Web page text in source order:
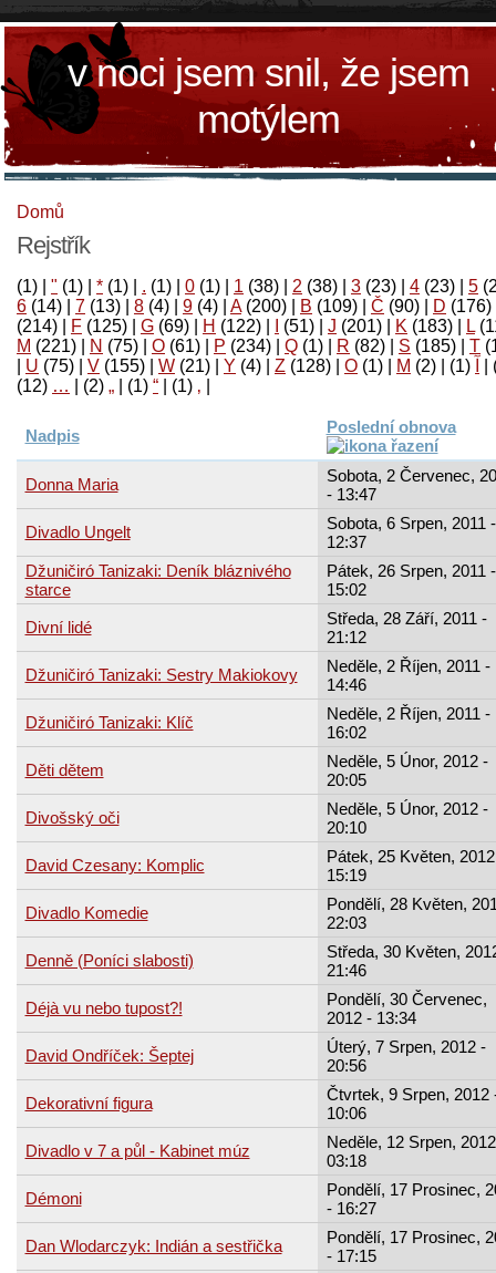
v noci jsem snil, že jsem
motýlem
Domů
Rejstřík
(1) " (1) * (1) . (1) 0 (1) 1 (38) 2 (38) 3 (23) 4 (23) 5
6 (14) 7 (13) 8 (4) 9 (4) A(200) B (109) Č (90) D (176)
(214)
F (125) G (69) H (122) (51) J (201) K (183) L
M (221) N (75) O (61) P (234) Q (1) R (82) S (185) T
U (75) V (155) W (21) Y (4) Z (128) Ο (1) М (2)
(1)
‚
(1)
“
(1)
„
(2)
…
(12)
Nadpis Poslední obnova
Donna Maria
Sobota, 2 Červenec,
- 13:47
Divadlo Ungelt
Sobota, 6 Srpen, 2011 -
12:37
Džuničiró Tanizaki: Deník bláznivého
starce
Pátek, 26 Srpen, 2011 -
15:02
Divní lidé
Středa, 28 Září, 2011 -
21:12
Džuničiró Tanizaki: Sestry Makiokovy
Neděle, 2 Říjen, 2011 -
14:46
Džuničiró Tanizaki: Klíč
Neděle, 2 Říjen, 2011 -
16:02
Děti dětem
Neděle, 5 Únor, 2012 -
20:05
Divošský oči
Neděle, 5 Únor, 2012 -
20:10
David Czesany: Komplic
Pátek, 25 Květen,
15:19
Divadlo Komedie
Pondělí, 28 Květen,
22:03
Denně (Poníci slabosti)
Středa, 30 Květen,
21:46
Déjà vu nebo tupost?!
Pondělí, 30 Červenec,
2012 - 13:34
David Ondříček: Šeptej
Úterý, 7 Srpen, 2012 -
20:56
Dekorativní figura
Čtvrtek, 9 Srpen, 2012
10:06
Divadlo v 7 a půl - Kabinet múz
Neděle, 12 Srpen,
03:18
Démoni
Pondělí, 17 Prosinec,
- 16:27
Dan Wlodarczyk: Indián a sestřička
Pondělí, 17 Prosinec,
- 17:15